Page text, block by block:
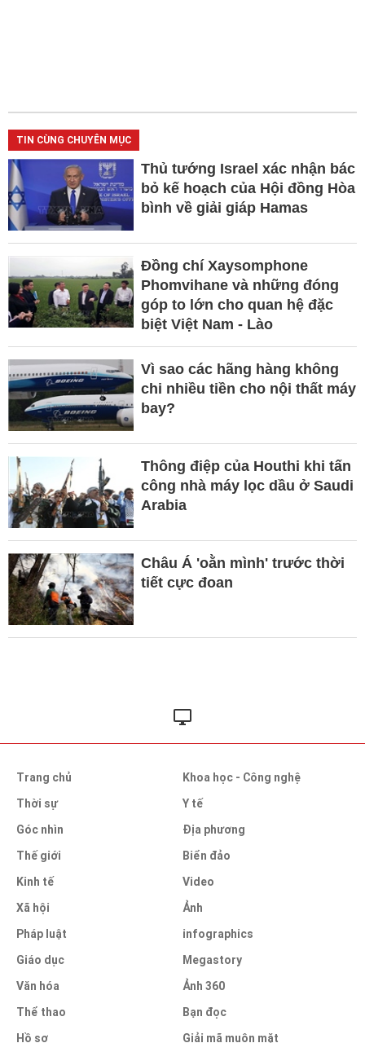
TIN CÙNG CHUYÊN MỤC
Thủ tướng Israel xác nhận bác
bỏ kế hoạch của Hội đồng Hòa
bình về giải giáp Hamas
Đồng chí Xaysomphone
Phomvihane và những đóng
góp to lớn cho quan hệ đặc
biệt Việt Nam - Lào
Vì sao các hãng hàng không
chi nhiều tiền cho nội thất máy
bay?
Thông điệp của Houthi khi tấn
công nhà máy lọc dầu ở Saudi
Arabia
Châu Á 'oằn mình' trước thời
tiết cực đoan
Trang chủ
Thời sự
Góc nhìn
Thế giới
Kinh tế
Xã hội
Pháp luật
Giáo dục
Văn hóa
Thể thao
Hồ sơ
Khoa học - Công nghệ
Y tế
Địa phương
Biển đảo
Video
Ảnh
infographics
Megastory
Ảnh 360
Bạn đọc
Giải mã muôn mặt